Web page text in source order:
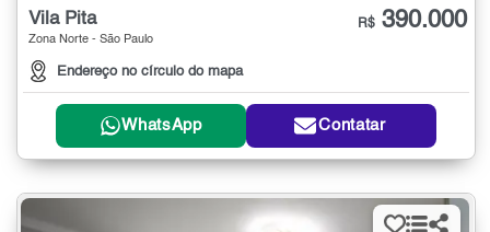
Vila Pita
Zona Norte - São Paulo
Endereço no círculo do mapa
R$ 390.000
WhatsApp Contatar